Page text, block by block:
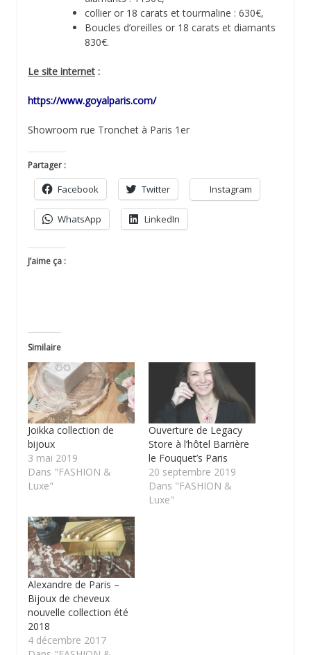
collier or 18 carats et tourmaline : 630€,
Boucles d’oreilles or 18 carats et diamants
830€.
Le site internet :
https://www.goyalparis.com/
Showroom rue Tronchet à Paris 1er
Partager :
Facebook Twitter Instagram
WhatsApp LinkedIn
J’aime ça :
Similaire
Joikka collection de
bijoux
3 mai 2019
Dans "FASHION &
Luxe"
Ouverture de Legacy
Store à l’hôtel Barrière
le Fouquet’s Paris
20 septembre 2019
Dans "FASHION &
Luxe"
Alexandre de Paris –
Bijoux de cheveux
nouvelle collection été
2018
4 décembre 2017